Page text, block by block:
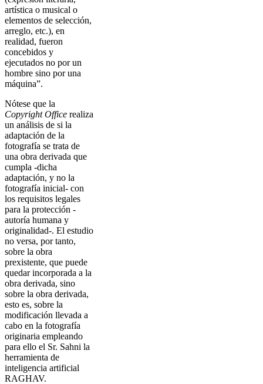
artística o musical o
elementos de selección,
arreglo, etc.), en
realidad, fueron
concebidos y
ejecutados no por un
hombre sino por una
máquina”.
Nótese que la
Copyright Office realiza
un análisis de si la
adaptación de la
fotografía se trata de
una obra derivada que
cumpla -dicha
adaptación, y no la
fotografía inicial- con
los requisitos legales
para la protección -
autoría humana y
originalidad-. El estudio
no versa, por tanto,
sobre la obra
prexistente, que puede
quedar incorporada a la
obra derivada, sino
sobre la obra derivada,
esto es, sobre la
modificación llevada a
cabo en la fotografía
originaria empleando
para ello el Sr. Sahni la
herramienta de
inteligencia artificial
RAGHAV.